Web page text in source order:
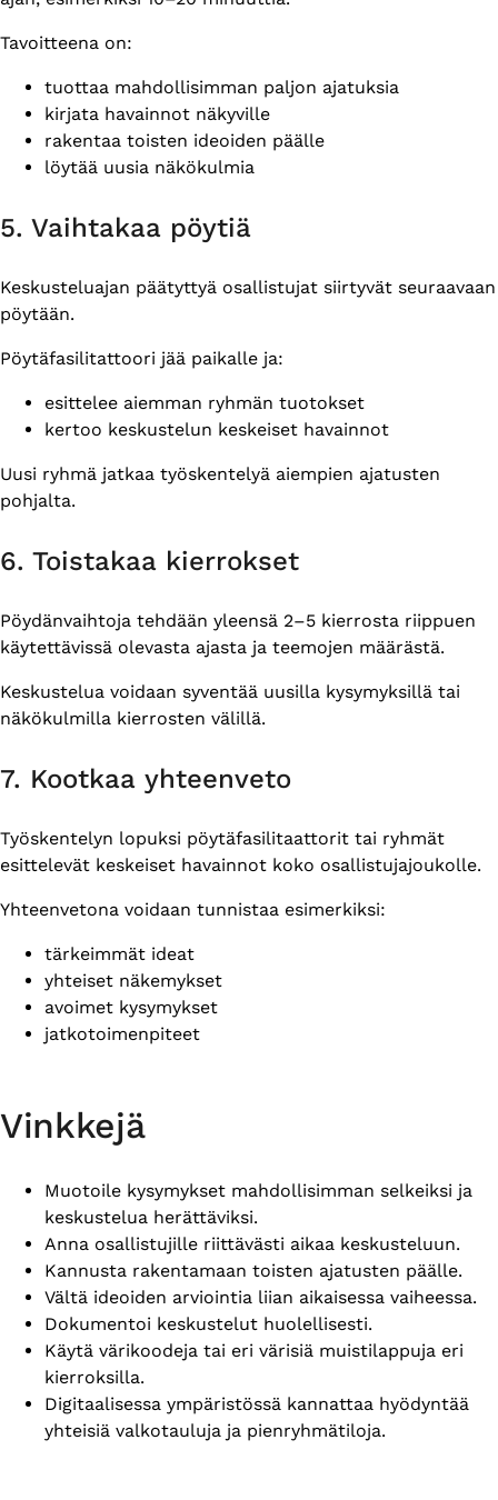
Tavoitteena on:
tuottaa mahdollisimman paljon ajatuksia
kirjata havainnot näkyville
rakentaa toisten ideoiden päälle
löytää uusia näkökulmia
5. Vaihtakaa pöytiä
Keskusteluajan päätyttyä osallistujat siirtyvät seuraavaan
pöytään.
Pöytäfasilitattoori jää paikalle ja:
esittelee aiemman ryhmän tuotokset
kertoo keskustelun keskeiset havainnot
Uusi ryhmä jatkaa työskentelyä aiempien ajatusten
pohjalta.
6. Toistakaa kierrokset
Pöydänvaihtoja tehdään yleensä 2–5 kierrosta riippuen
käytettävissä olevasta ajasta ja teemojen määrästä.
Keskustelua voidaan syventää uusilla kysymyksillä tai
näkökulmilla kierrosten välillä.
7. Kootkaa yhteenveto
Työskentelyn lopuksi pöytäfasilitaattorit tai ryhmät
esittelevät keskeiset havainnot koko osallistujajoukolle.
Yhteenvetona voidaan tunnistaa esimerkiksi:
tärkeimmät ideat
yhteiset näkemykset
avoimet kysymykset
jatkotoimenpiteet
Vinkkejä
Muotoile kysymykset mahdollisimman selkeiksi ja
keskustelua herättäviksi.
Anna osallistujille riittävästi aikaa keskusteluun.
Kannusta rakentamaan toisten ajatusten päälle.
Vältä ideoiden arviointia liian aikaisessa vaiheessa.
Dokumentoi keskustelut huolellisesti.
Käytä värikoodeja tai eri värisiä muistilappuja eri
kierroksilla.
Digitaalisessa ympäristössä kannattaa hyödyntää
yhteisiä valkotauluja ja pienryhmätiloja.